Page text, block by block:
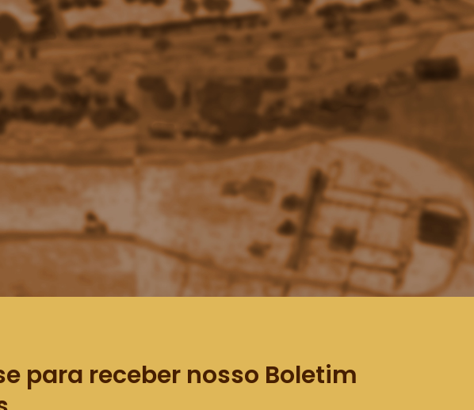
para receber nosso Boletim